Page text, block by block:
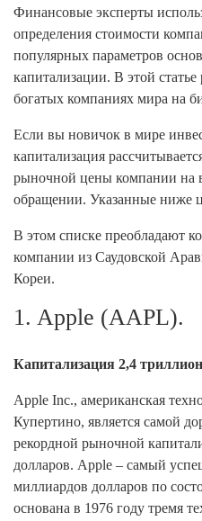
Финансовые эксперты
определения стоимости
популярных параметров
капитализации. В этой
богатых компаниях мира на
Если вы новичок в мире
капитализация
рыночной цены компании
обращении. Указанные ниже
В этом списке преобладают
компании из Саудовской
Кореи.
1. Apple (AAPL).
Капитализация 2,4
Apple Inc., американская
Купертино, является самой
рекордной рыночной
долларов. Apple – самый
миллиардов долларов по
основана в 1976 году тремя